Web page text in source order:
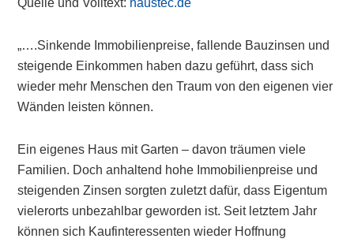
Quelle und Volltext: haustec.de
„….Sinkende Immobilienpreise, fallende Bauzinsen und
steigende Einkommen haben dazu geführt, dass sich
wieder mehr Menschen den Traum von den eigenen vier
Wänden leisten können.
Ein eigenes Haus mit Garten – davon träumen viele
Familien. Doch anhaltend hohe Immobilienpreise und
steigenden Zinsen sorgten zuletzt dafür, dass Eigentum
vielerorts unbezahlbar geworden ist. Seit letztem Jahr
können sich Kaufinteressenten wieder Hoffnung